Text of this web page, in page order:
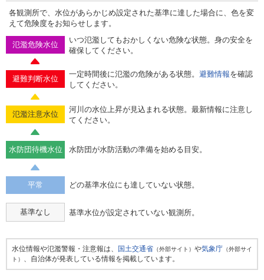
各観測所で、水位があらかじめ設定された基準に達した場合に、色を変
えて危険度をお知らせします。
氾濫危険水位
いつ氾濫してもおかしくない危険な状態。身の安全を
確保してください。
避難判断水位
一定時間後に氾濫の危険がある状態。 避難情報を確認
してください。
氾濫注意水位
河川の水位上昇が見込まれる状態。最新情報に注意し
てください。
水防団待機水位 水防団が水防活動の準備を始める目安。
平常 どの基準水位にも達していない状態。
基準なし 基準水位が設定されていない観測所。
水位情報や氾濫警報・注意報は、 国土交通省 （外部サイト） や気象庁 （外部サイ
ト） 、自治体が発表している情報を掲載しています。